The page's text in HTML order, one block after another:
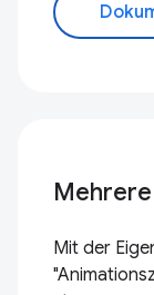
Mit der